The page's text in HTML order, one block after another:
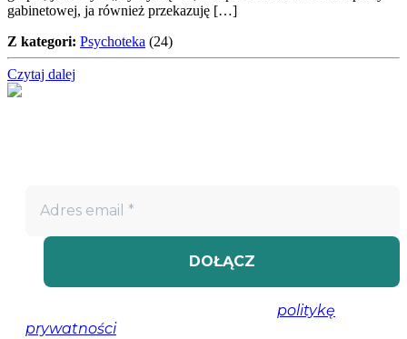
gabinetowej, ja również przekazuję […]
Z kategori: Psychoteka (24)
Czytaj dalej
politykę
prywatności, aby uzyskać więcej informacji.